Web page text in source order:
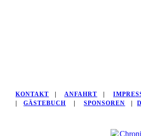
KONTAKT |ANFAHRT |
|GÄSTEBUCH |SPONSOREN |